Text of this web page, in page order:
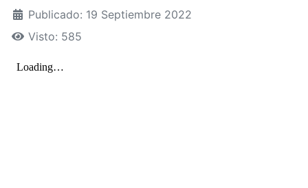
Publicado: 19 Septiembre 2022
Visto: 585